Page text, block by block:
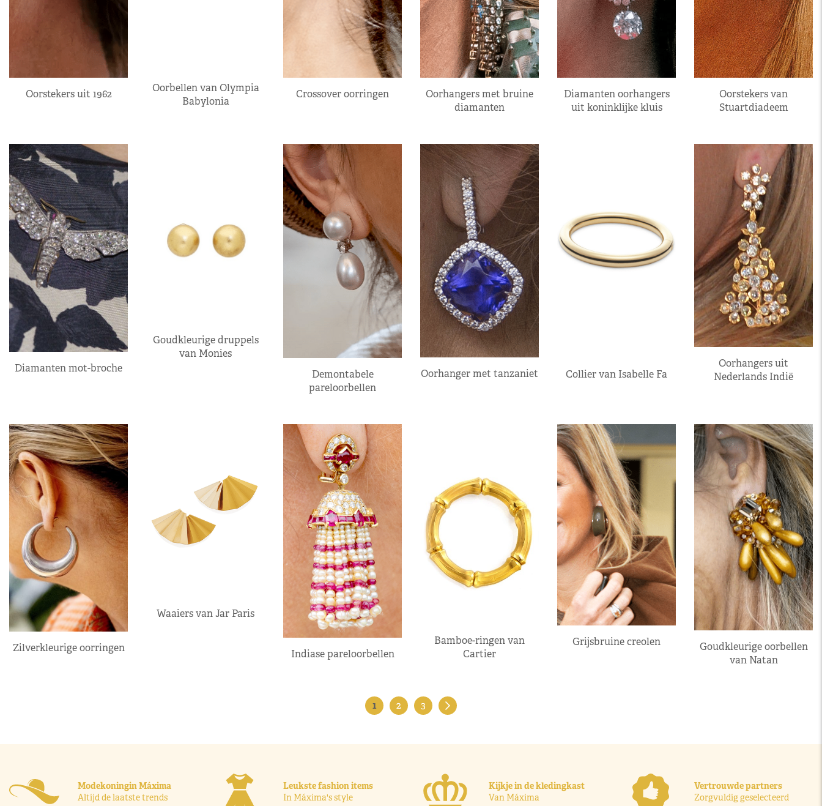
Oorstekers uit 1962
Oorbellen van Olympia
Babylonia
Crossover oorringen
Oorhangers met bruine
diamanten
Diamanten oorhangers
uit koninklijke kluis
Oorstekers van
Stuartdiadeem
Diamanten mot-broche
Goudkleurige druppels
van Monies
Demontabele
pareloorbellen
Oorhanger met tanzaniet Collier van Isabelle Fa
Oorhangers uit
Nederlands Indië
Zilverkleurige oorringen
Waaiers van Jar Paris
Indiase pareloorbellen
Bamboe-ringen van
Cartier
Grijsbruine creolen
Goudkleurige oorbellen
van Natan
1 2 3
Modekoningin Máxima
Altijd de laatste trends
Leukste fashion items
In Máxima's style
Kijkje in de kledingkast
Van Máxima
Vertrouwde partners
Zorgvuldig geselecteerd